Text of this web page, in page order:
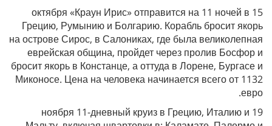
15 октября «Краун Ирис» отправится на 11 ночей в
Грецию, Румынию и Болгарию. Корабль бросит якорь
на острове Сирос, в Салониках, где была великолепная
еврейская община, пройдет через пролив Босфор и
бросит якорь в Констанце, а оттуда в Лорене, Бургасе и
Миконосе. Цена на человека начинается всего от 1132
евро.
19 ноября 11-дневный круиз в Грецию, Италию и